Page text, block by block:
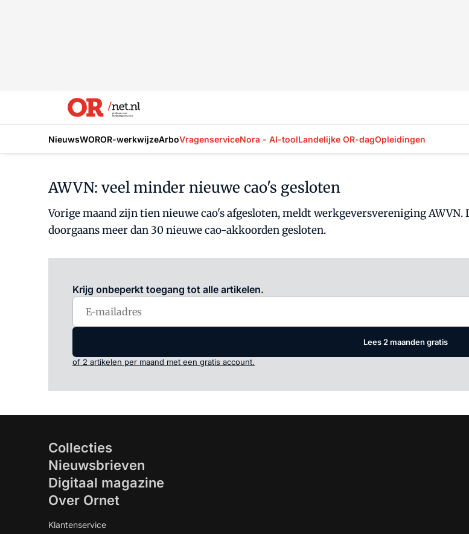
NieuwsWOROR-werkwijzeArboVragenserviceNora - AI-toolLandelijke OR-dagOpleidingen
AWVN: veel minder nieuwe cao's gesloten
Vorige maand zijn tien nieuwe cao's afgesloten, meldt werkgeversvereniging
doorgaans meer dan 30 nieuwe cao-akkoorden gesloten.
Krijg onbeperkt toegang tot alle artikelen.
Lees 2 maanden gratis
of 2 artikelen per maand met een gratis account.
Collecties
Nieuwsbrieven
Digitaal magazine
Over Ornet
Klantenservice